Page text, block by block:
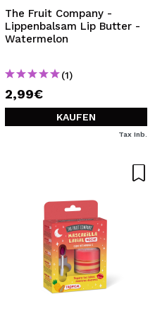
The Fruit Company -
Lippenbalsam Lip Butter -
Watermelon
(1)
2,99€
KAUFEN
Tax Inb.